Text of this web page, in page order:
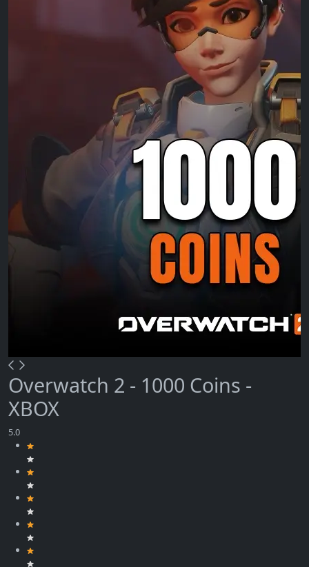
Overwatch 2 - 1000 Coins -
XBOX